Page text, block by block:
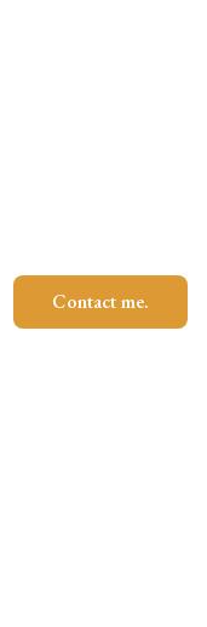
Contact me.